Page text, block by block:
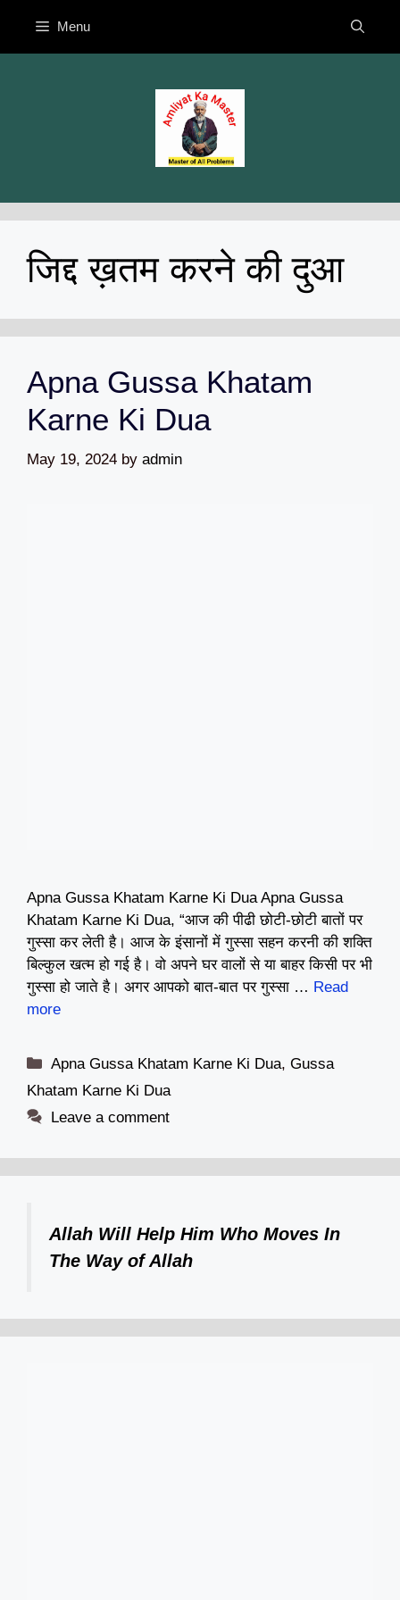
content
Menu
जिद्द ख़तम करने की दुआ
Apna Gussa Khatam
Karne Ki Dua
May 19, 2024 by admin
Apna Gussa Khatam Karne Ki Dua Apna Gussa
Khatam Karne Ki Dua, “आज की पीढी छोटी-छोटी बातों पर
गुस्सा कर लेती है। आज के इंसानों में गुस्सा सहन करनी की शक्ति
बिल्कुल खत्म हो गई है। वो अपने घर वालों से या बाहर किसी पर भी
गुस्सा हो जाते है। अगर आपको बात-बात पर गुस्सा … Read
more
Categories
Apna Gussa Khatam Karne Ki Dua,Gussa
Khatam Karne Ki Dua
Leave a comment
Allah Will Help Him Who Moves In
The Way of Allah